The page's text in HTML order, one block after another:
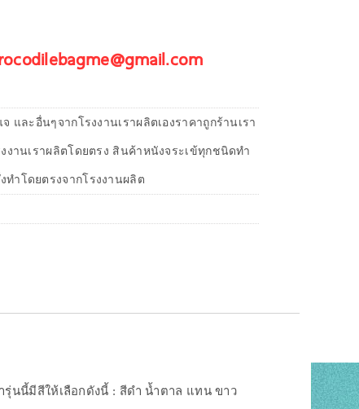
และอื่นๆจากโรงงานเราผลิตเองราคาถูกร้านเรา
งานเราผลิตโดยตรง สินค้าหนังจระเข้ทุกชนิดทำ
ทำโดยตรงจากโรงงานผลิต
รุ่นนี้มีสีให้เลือกดังนี้ : สีดำ น้ำตาล แทน ขาว